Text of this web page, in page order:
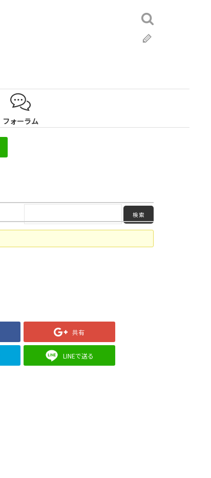
検
索:
フォーラム
共有
LINEで送る